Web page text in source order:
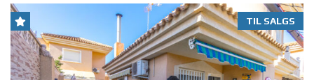
TIL SALGS